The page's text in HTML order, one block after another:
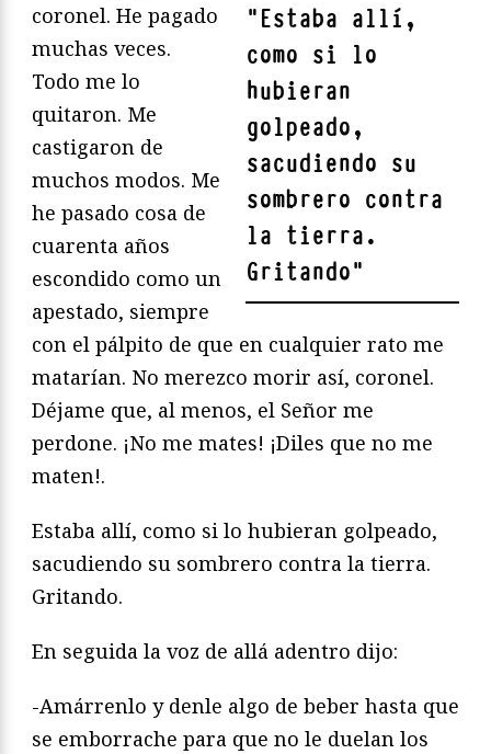
"Estaba allí,
como si lo
hubieran
golpeado,
sacudiendo su
sombrero contra
la tierra.
Gritando"
coronel. He pagado
muchas veces.
Todo me lo
quitaron. Me
castigaron de
muchos modos. Me
he pasado cosa de
cuarenta años
escondido como un
apestado, siempre
con el pálpito de que en cualquier rato me
matarían. No merezco morir así, coronel.
Déjame que, al menos, el Señor me
perdone. ¡No me mates! ¡Diles que no me
maten!.
Estaba allí, como si lo hubieran golpeado,
sacudiendo su sombrero contra la tierra.
Gritando.
En seguida la voz de allá adentro dijo:
-Amárrenlo y denle algo de beber hasta que
se emborrache para que no le duelan los